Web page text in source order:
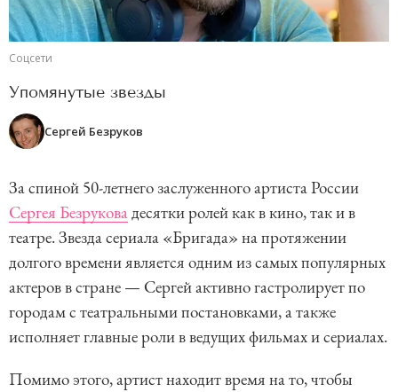
Соцсети
Упомянутые звезды
Сергей Безруков
За спиной 50-летнего заслуженного артиста России
Сергея Безруковадесятки ролей как в кино, так и в
театре. Звезда сериала «Бригада» на протяжении
долгого времени является одним из самых популярных
актеров в стране — Сергей активно гастролирует по
городам с театральными постановками, а также
исполняет главные роли в ведущих фильмах и сериалах.
Помимо этого, артист находит время на то, чтобы